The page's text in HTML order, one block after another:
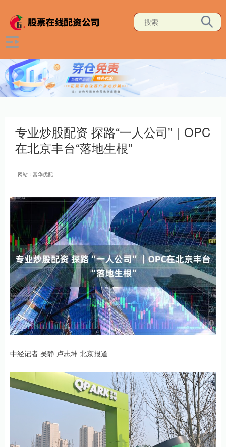
专业炒股配资 探路“一人公司”｜OPC
在北京丰台“落地生根”
网站：富华优配
中经记者 吴静 卢志坤 北京报道